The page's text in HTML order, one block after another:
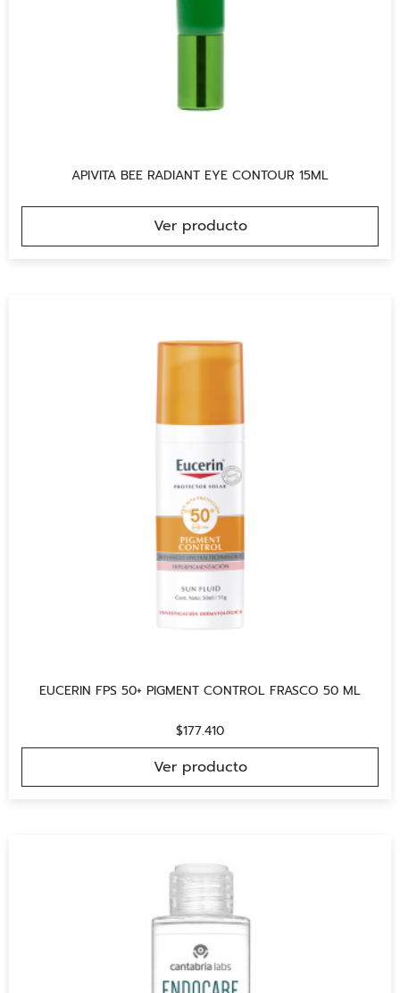
APIVITA BEE RADIANT EYE CONTOUR 15ML
Ver producto
EUCERIN FPS 50+ PIGMENT CONTROL FRASCO 50 ML
$177.410
Ver producto